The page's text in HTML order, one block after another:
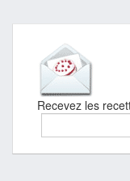
Recevez les